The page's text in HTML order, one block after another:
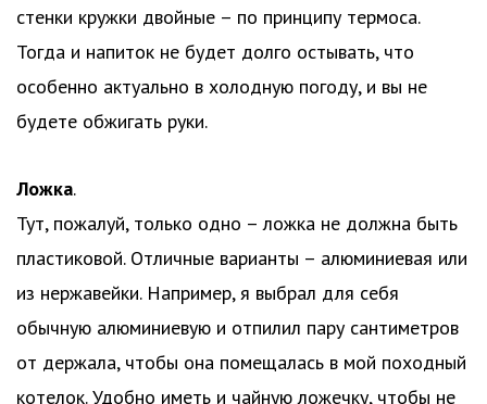
стенки кружки двойные – по принципу термоса.
Тогда и напиток не будет долго остывать, что
особенно актуально в холодную погоду, и вы не
будете обжигать руки.
Ложка.
Тут, пожалуй, только одно – ложка не должна быть
пластиковой. Отличные варианты – алюминиевая или
из нержавейки. Например, я выбрал для себя
обычную алюминиевую и отпилил пару сантиметров
от держала, чтобы она помещалась в мой походный
котелок. Удобно иметь и чайную ложечку, чтобы не